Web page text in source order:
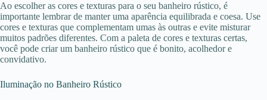
Ao escolher as cores e texturas para o seu banheiro rústico, é
importante lembrar de manter uma aparência equilibrada e coesa. Use
cores e texturas que complementam umas às outras e evite misturar
muitos padrões diferentes. Com a paleta de cores e texturas certas,
você pode criar um banheiro rústico que é bonito, acolhedor e
convidativo.
Iluminação no Banheiro Rústico